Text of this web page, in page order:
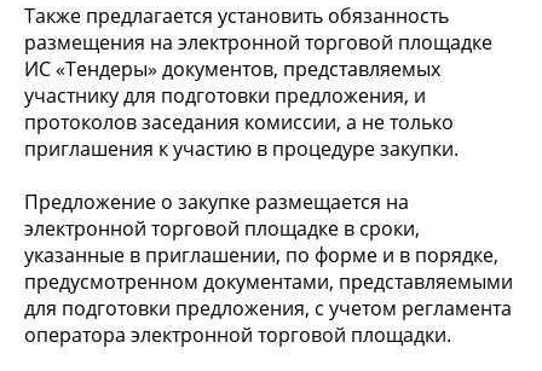
Также предлагается установить обязанность
размещения на электронной торговой площадке
ИС «Тендеры» документов, представляемых
участнику для подготовки предложения, и
протоколов заседания комиссии, а не только
приглашения к участию в процедуре закупки.
Предложение о закупке размещается на
электронной торговой площадке в сроки,
указанные в приглашении, по форме и в порядке,
предусмотренном документами, представляемыми
для подготовки предложения, с учетом регламента
оператора электронной торговой площадки.